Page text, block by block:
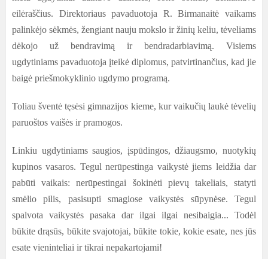
eilėraščius. Direktoriaus pavaduotoja R. Birmanaitė vaikams
palinkėjo sėkmės, žengiant nauju mokslo ir žinių keliu, tėveliams
dėkojo už bendravimą ir bendradarbiavimą. Visiems
ugdytiniams pavaduotoja įteikė diplomus, patvirtinančius, kad jie
baigė priešmokyklinio ugdymo programą.
Toliau šventė tęsėsi gimnazijos kieme, kur vaikučių laukė tėvelių
paruoštos vaišės ir pramogos.
Linkiu ugdytiniams saugios, įspūdingos, džiaugsmo, nuotykių
kupinos vasaros. Tegul nerūpestinga vaikystė jiems leidžia dar
pabūti vaikais: nerūpestingai šokinėti pievų takeliais, statyti
smėlio pilis, pasisupti smagiose vaikystės sūpynėse. Tegul
spalvota vaikystės pasaka dar ilgai ilgai nesibaigia... Todėl
būkite drąsūs, būkite svajotojai, būkite tokie, kokie esate, nes jūs
esate vieninteliai ir tikrai nepakartojami!